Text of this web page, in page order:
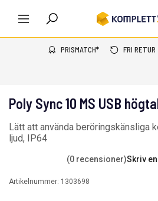
PRISMATCH* FRI RETUR
Poly Sync 10 MS USB
Lätt att använda beröringskänsliga
ljud, IP64
(0 recensioner)Skriv
Artikelnummer: 1303698